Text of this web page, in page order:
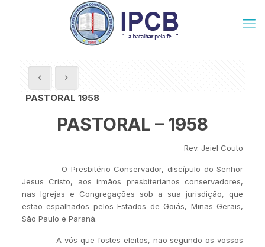
PASTORAL 1958
PASTORAL – 1958
Rev. Jeiel Couto
O Presbitério Conservador, discípulo do Senhor
Jesus Cristo, aos irmãos presbiterianos conservadores,
nas Igrejas e Congregações sob a sua jurisdição, que
estão espalhados pelos Estados de Goiás, Minas Gerais,
São Paulo e Paraná.
A vós que fostes eleitos, não segundo os vossos